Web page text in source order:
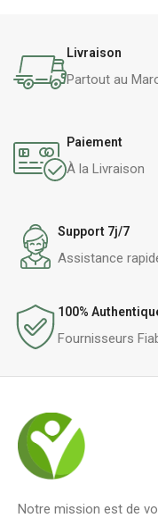
Livraison
Partout au
Paiement
À la Livraison
Support 7j/7
Assistance
100%
Fournisseurs
Notre mission est de